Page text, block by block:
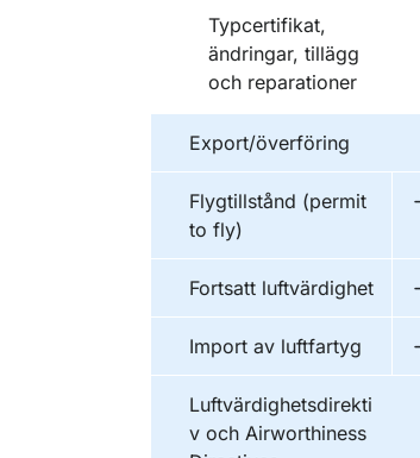
Typcertifikat,
ändringar, tillägg
och reparationer
Export/överföring
Flygtillstånd (permit
to fly)
Fortsatt luftvärdighet
Import av luftfartyg
Luftvärdighetsdirekti
v och Airworthiness